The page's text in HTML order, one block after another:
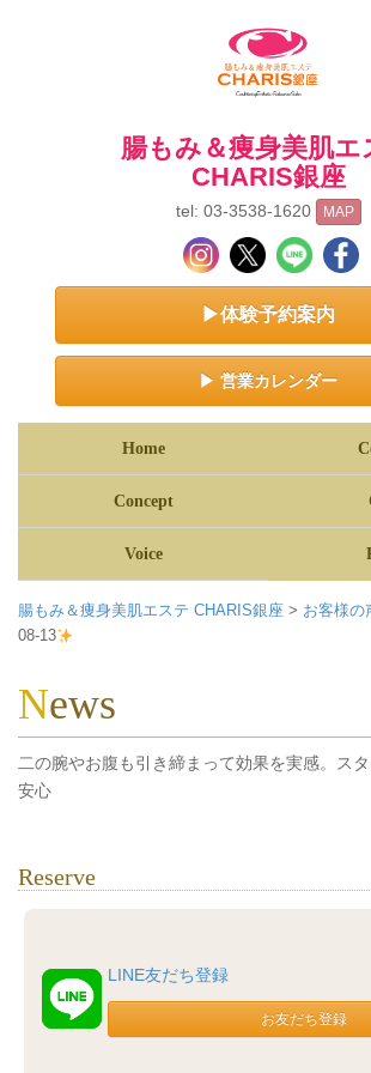
腸もみ＆痩身美肌エ
CHARIS銀座
tel: 03-3538-1620 MAP
▶体験予約案内
▶ 営業カレンダー
Home
Concept
Voice
腸もみ＆痩身美肌エステ CHARIS銀座 > お客様の
08-13
News
二の腕やお腹も引き締まって効果を実感。ス
安心
Reserve
LINE友だち登録